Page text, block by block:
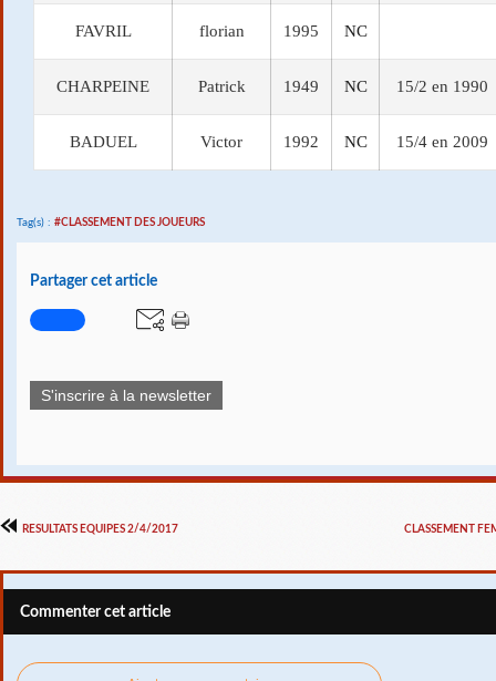
FAVRIL florian 1995 NC
CHARPEINE Patrick 1949 NC 15/2 en 1990
BADUEL Victor 1992 NC 15/4 en 2009
Tag(s) : #CLASSEMENT DES JOUEURS
Partager cet article
S'inscrire à la newsletter
RESULTATS EQUIPES 2/4/2017 CLASSEMENT
Commenter cet article